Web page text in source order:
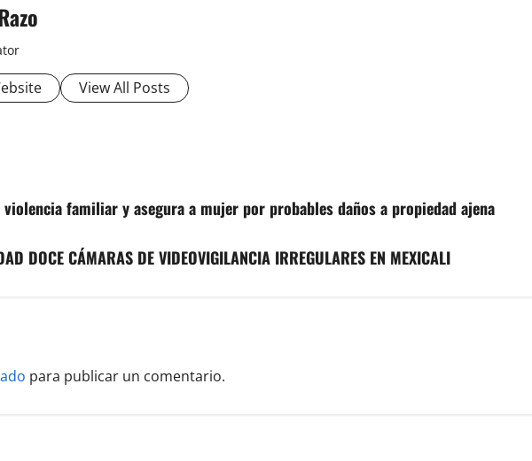
View All Posts
violencia familiar y asegura a mujer por probables daños a propiedad ajena
DOCE CÁMARAS DE VIDEOVIGILANCIA IRREGULARES EN MEXICALI
para publicar un comentario.